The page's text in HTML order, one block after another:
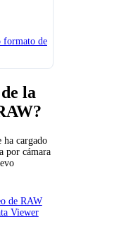
formato de
la
ha cargado
por cámara
de RAW
Viewer